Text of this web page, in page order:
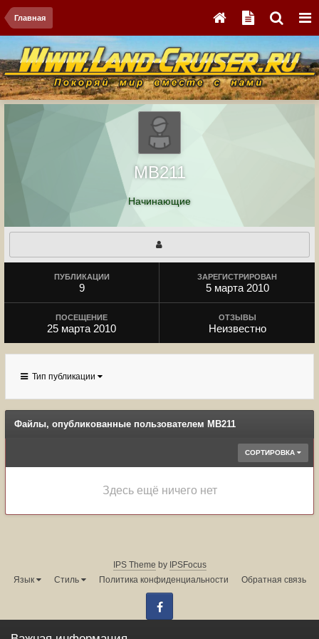
Главная
MB211
Начинающие
ПУБЛИКАЦИИ
9
ЗАРЕГИСТРИРОВАН
5 марта 2010
ПОСЕЩЕНИЕ
25 марта 2010
ОТЗЫВЫ
Неизвестно
Тип публикации
Файлы, опубликованные пользователем MB211
СОРТИРОВКА
Здесь ещё ничего нет
IPS Theme by IPSFocus
Язык
Стиль Политика конфиденциальности Обратная связь
Администрация форума: